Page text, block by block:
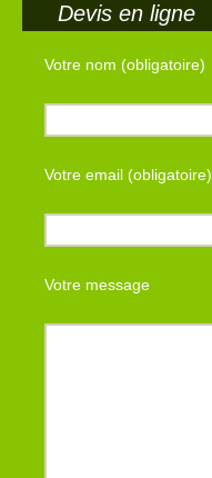
Devis en ligne
Votre nom (obligatoire)
Votre email (obligatoire)
Votre message